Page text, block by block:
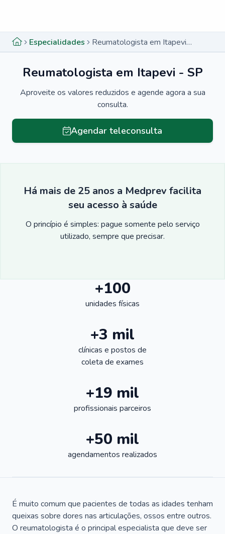
Especialidades Reumatologista em Itapevi - SP
Reumatologista em Itapevi - SP
Aproveite os valores reduzidos e agende agora a sua
consulta.
Agendar teleconsulta
Há mais de 25 anos a Medprev facilita
seu acesso à saúde
O princípio é simples: pague somente pelo serviço
utilizado, sempre que precisar.
+100
unidades físicas
+3 mil
clínicas e postos de
coleta de exames
+19 mil
profissionais parceiros
+50 mil
agendamentos realizados
É muito comum que pacientes de todas as idades tenham
queixas sobre dores nas articulações, ossos entre outros.
O reumatologista é o principal especialista que deve ser